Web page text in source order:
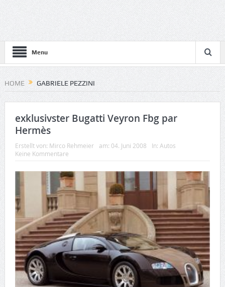
Menu
HOME GABRIELE PEZZINI
exklusivster Bugatti Veyron Fbg par
Hermès
Erstellt von: Mirco Rehmeier am: 04. Juni 2008 In: Autos
Keine Kommentare